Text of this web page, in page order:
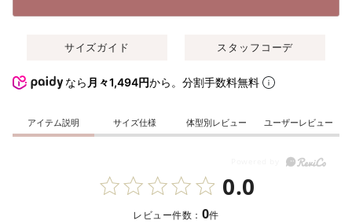
サイズガイド スタッフコーデ
なら 月々1,494円から。分割手数料無料
アイテム説明 サイズ仕様 体型別レビュー ユーザーレビュー
0.0
レビュー件数： 0件